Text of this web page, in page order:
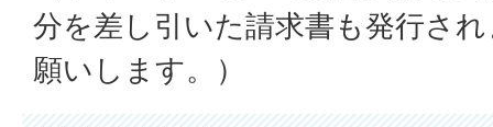
分を差し引いた請求書も発行さ
願いします。）